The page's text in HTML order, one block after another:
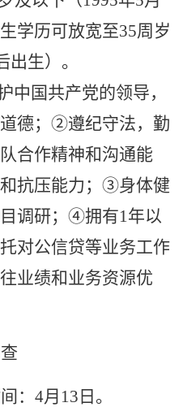
学历可放宽至35周岁
生）。
中国共产党的领导，
德；②遵纪守法，勤
合作精神和沟通能
抗压能力；③身体健
调研；④拥有1年以
对公信贷等业务工作
业绩和业务资源优
： 4月13日。